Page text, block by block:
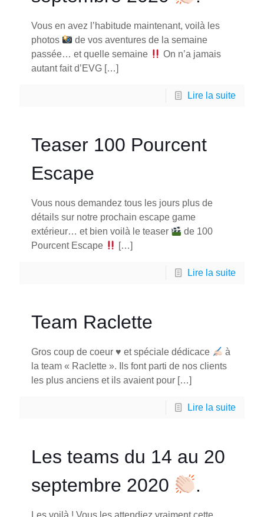
Vous en avez l’habitude maintenant, voilà les
photos
de vos aventures de la semaine
passée… et quelle semaine
On n’a jamais
autant fait d’EVG […]
Lire la suite
Teaser 100 Pourcent
Escape
Vous nous demandez tous les jours plus de
détails sur notre prochain escape game
extérieur… et bien voilà le teaser
de 100
Pourcent Escape
[…]
Lire la suite
Team Raclette
Gros coup de coeur ♥️ et spéciale dédicace
à
la team « Raclette ». Ils font parti de nos clients
les plus anciens et ils avaient pour […]
Lire la suite
Les teams du 14 au 20
septembre 2020
.
Les voilà ! Vous les attendiez vraiment cette